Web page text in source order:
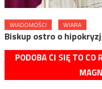
WIADOMOŚCI WIARA
Biskup ostro o
PODOBA CI SIĘ TO CO